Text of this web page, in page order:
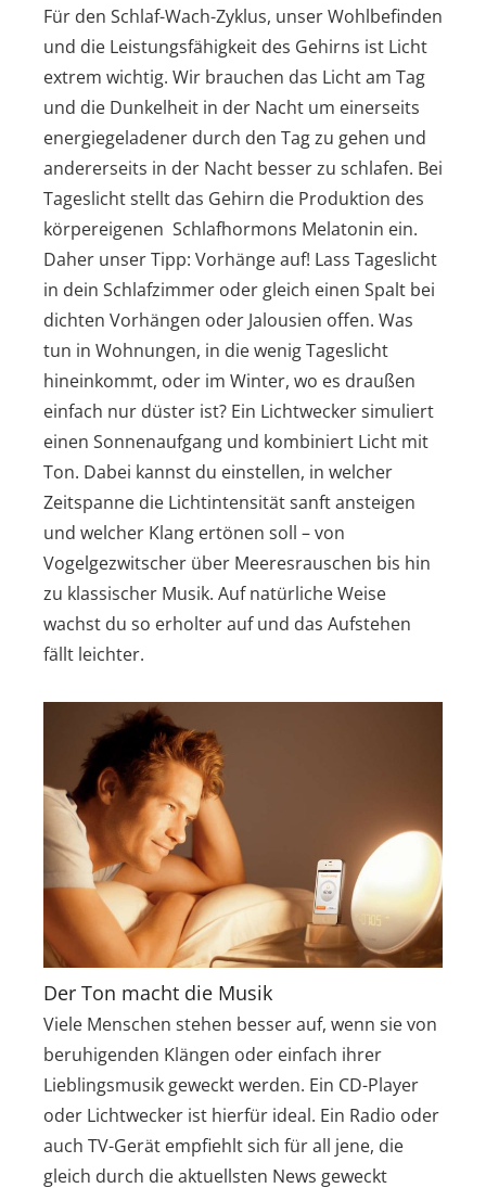
Für den Schlaf-Wach-Zyklus, unser Wohlbefinden
und die Leistungsfähigkeit des Gehirns ist Licht
extrem wichtig. Wir brauchen das Licht am Tag
und die Dunkelheit in der Nacht um einerseits
energiegeladener durch den Tag zu gehen und
andererseits in der Nacht besser zu schlafen. Bei
Tageslicht stellt das Gehirn die Produktion des
körpereigenen Schlafhormons Melatonin ein.
Daher unser Tipp: Vorhänge auf! Lass Tageslicht
in dein Schlafzimmer oder gleich einen Spalt bei
dichten Vorhängen oder Jalousien offen. Was
tun in Wohnungen, in die wenig Tageslicht
hineinkommt, oder im Winter, wo es draußen
einfach nur düster ist? Ein Lichtwecker simuliert
einen Sonnenaufgang und kombiniert Licht mit
Ton. Dabei kannst du einstellen, in welcher
Zeitspanne die Lichtintensität sanft ansteigen
und welcher Klang ertönen soll – von
Vogelgezwitscher über Meeresrauschen bis hin
zu klassischer Musik. Auf natürliche Weise
wachst du so erholter auf und das Aufstehen
fällt leichter.
Der Ton macht die Musik
Viele Menschen stehen besser auf, wenn sie von
beruhigenden Klängen oder einfach ihrer
Lieblingsmusik geweckt werden. Ein CD-Player
oder Lichtwecker ist hierfür ideal. Ein Radio oder
auch TV-Gerät empfiehlt sich für all jene, die
gleich durch die aktuellsten News geweckt